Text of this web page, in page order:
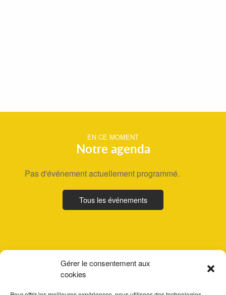
Gérer le consentement aux
cookies
EN CE MOMENT
Notre agenda
Pas d'événement actuellement programmé.
Tous les événements